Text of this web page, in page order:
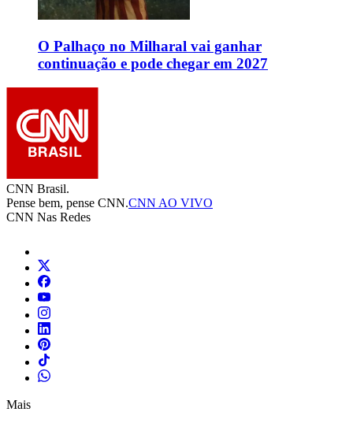
O Palhaço no Milharal vai ganhar
continuação e pode chegar em 2027
CNN Brasil.
Pense bem, pense CNN.CNN AO VIVO
CNN Nas Redes
Mais